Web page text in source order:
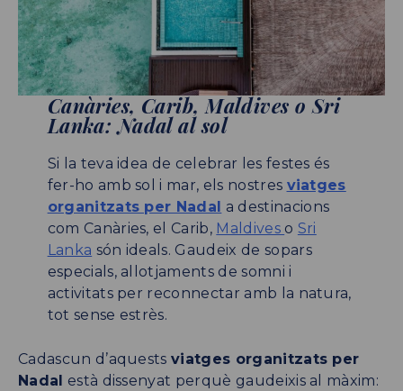
Canàries, Carib, Maldives o Sri
Lanka: Nadal al sol
Si la teva idea de celebrar les festes és
fer-ho amb sol i mar, els nostres viatges
organitzats per Nadal
a destinacions
com Canàries, el Carib, Maldives o Sri
Lanka són ideals. Gaudeix de sopars
especials, allotjaments de somni i
activitats per reconnectar amb la natura,
tot sense estrès.
Cadascun d’aquestsviatges organitzats per
Nadal
està dissenyat perquè gaudeixis al màxim: